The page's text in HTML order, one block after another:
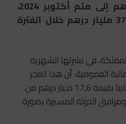
بقيمة 40,5 مليار درهم إلى متم أكتوبر 2024،
مقابل عجز بقيمة 37,2 مليار درهم خلال الفترة
في نشرتها الشهرية
العمومية، أن هذا العجز
يأخذ في الاعتبار رصيدا إيجابيا بقيمة 17,6 مليار درهم من
الدولة المسيرة بصورة